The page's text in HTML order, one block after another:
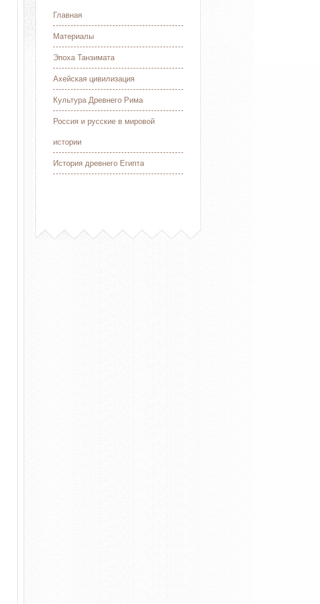
Главная
Материалы
Эпоха Танзимата
Ахейская цивилизация
Культура Древнего Рима
Россия и русские в мировой
истории
История древнего Египта